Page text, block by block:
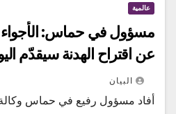
عالمية
مسؤول في حماس: الأجواء
عن اقتراح الهدنة سيقدّم
البيان
أفاد مسؤول رفيع في حماس